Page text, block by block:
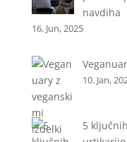
navdiha
16. Jun, 2025
10. Jan,
5